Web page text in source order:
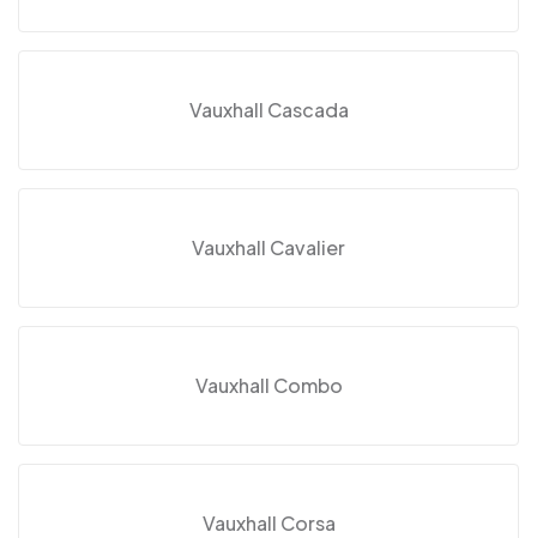
Vauxhall Cascada
Vauxhall Cavalier
Vauxhall Combo
Vauxhall Corsa